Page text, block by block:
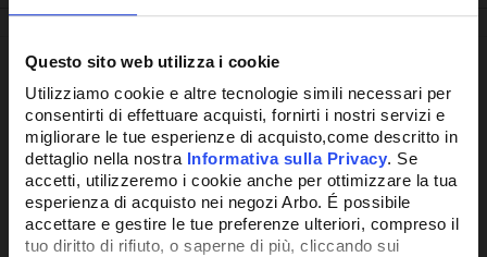
Questo sito web utilizza i cookie
Utilizziamo cookie e altre tecnologie simili necessari per
consentirti di effettuare acquisti, fornirti i nostri servizi e
migliorare le tue esperienze di acquisto,come descritto in
dettaglio nella nostra Informativa sulla Privacy. Se
accetti, utilizzeremo i cookie anche per ottimizzare la tua
esperienza di acquisto nei negozi Arbo. É possibile
accettare e gestire le tue preferenze ulteriori, compreso il
tuo diritto di rifiuto, o saperne di più, cliccando sui
Potrebbe anche interessarti